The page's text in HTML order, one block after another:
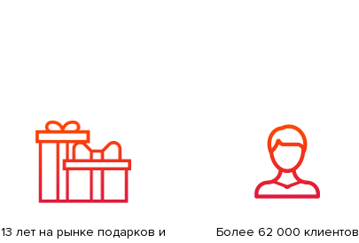
13 лет на рынке подарков и
Более 62 000 клиентов